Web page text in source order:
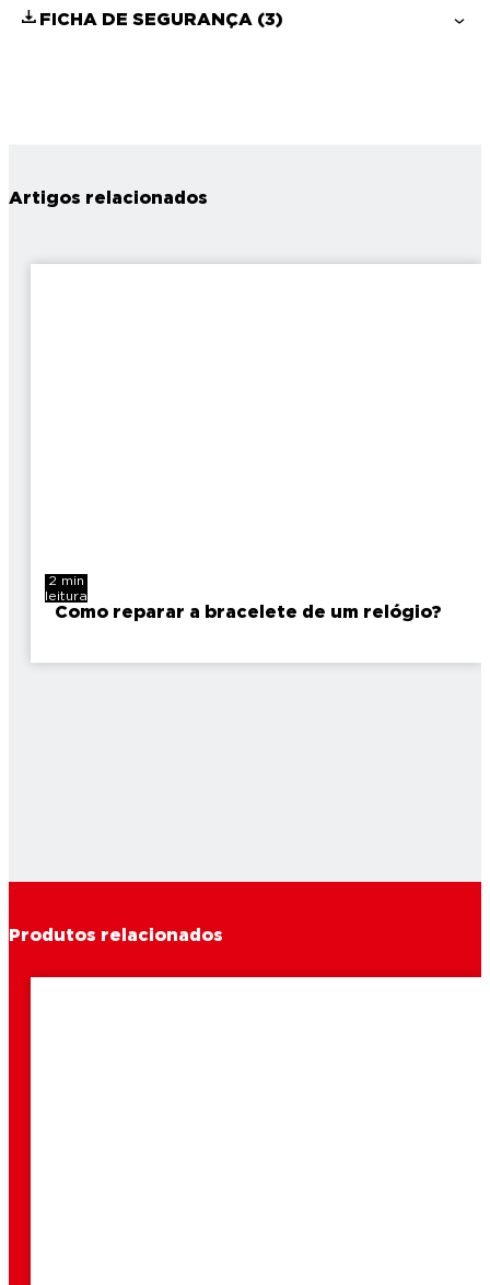
FICHA DE SEGURANÇA (3)
Artigos relacionados
2 min
leitura
Como reparar a bracelete de um relógio?
Produtos relacionados